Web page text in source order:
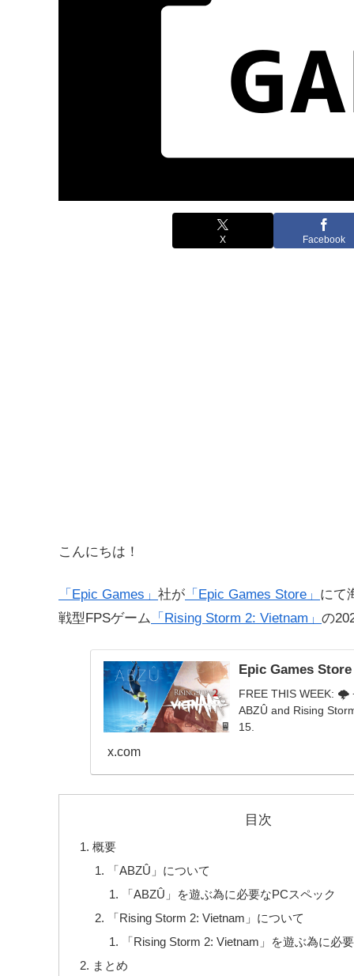
X Facebook
こんにちは！
「Epic Games」 社が 「Epic Games Store」 にて
戦型FPSゲーム 「Rising Storm 2: Vietnam」 の
Epic Games
FREE THIS WEEK: 🌩️
ABZÛ and Rising
15.
x.com
目次
概要
「ABZÛ」について
「ABZÛ」を遊ぶ為に必要なPCスペック
「Rising Storm 2: Vietnam」について
「Rising Storm 2: Vietnam」を遊ぶ為に必
まとめ